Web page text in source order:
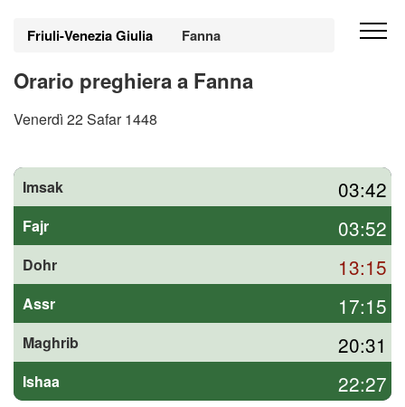
Friuli-Venezia Giulia Fanna
Orario preghiera a Fanna
Venerdì 22 Safar 1448
Imsak 03:42
Fajr 03:52
Dohr 13:15
Assr 17:15
Maghrib 20:31
Ishaa 22:27